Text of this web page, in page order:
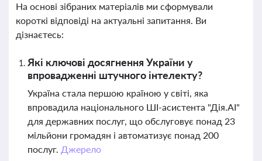
На основі зібраних матеріалів ми сформували
короткі відповіді на актуальні запитання. Ви
дізнаєтесь:
Які ключові досягнення України у
впровадженні штучного інтелекту?
Україна стала першою країною у світі, яка
впровадила національного ШІ-асистента "Дія.АI"
для державних послуг, що обслуговує понад 23
мільйони громадян і автоматизує понад 200
послуг. Джерело